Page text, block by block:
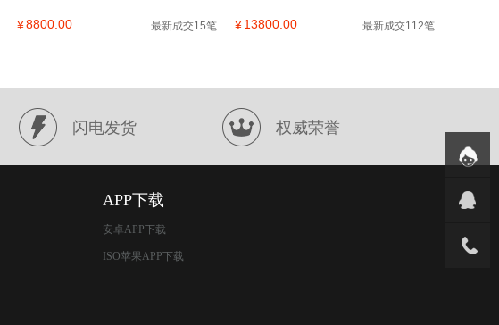
¥8800.00 最新成交15笔 ¥13800.00 最新成交112笔
闪电发货 权威荣誉
APP下载
安卓APP下载
ISO苹果APP下载